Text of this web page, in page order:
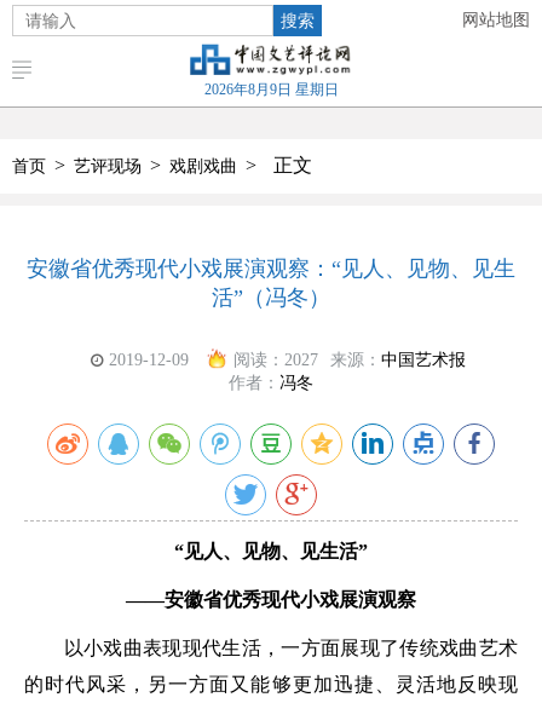
搜索 网站地图
2026年8月9日 星期日
首页 > 艺评现场 > 戏剧戏曲 > 正文
安徽省优秀现代小戏展演观察：“见人、见物、见生
活”（冯冬）
2019-12-09 阅读： 2027 来源： 中国艺术报
作者： 冯冬
“见人、见物、见生活”
——安徽省优秀现代小戏展演观察
以小戏曲表现现代生活，一方面展现了传统戏曲艺术
的时代风采，另一方面又能够更加迅捷、灵活地反映现